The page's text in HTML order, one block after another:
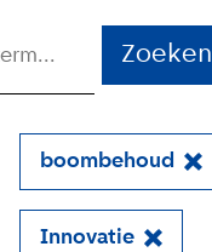
Zoeken
boombehoud
Innovatie